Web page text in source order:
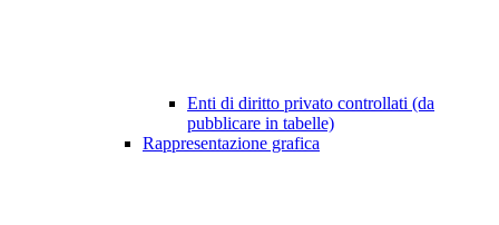
Enti di diritto privato controllati (da
pubblicare in tabelle)
Rappresentazione grafica